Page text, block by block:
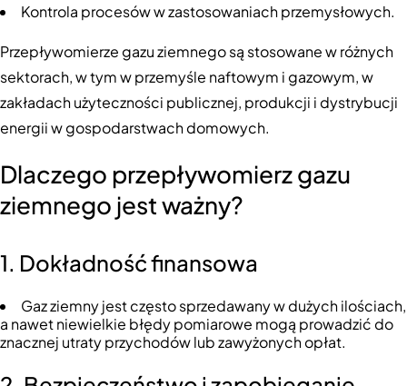
Kontrola procesów w zastosowaniach przemysłowych.
Przepływomierze gazu ziemnego są stosowane w różnych
sektorach, w tym w przemyśle naftowym i gazowym, w
zakładach użyteczności publicznej, produkcji i dystrybucji
energii w gospodarstwach domowych.
Dlaczego przepływomierz gazu
ziemnego jest ważny?
1. Dokładność finansowa
Gaz ziemny jest często sprzedawany w dużych ilościach,
a nawet niewielkie błędy pomiarowe mogą prowadzić do
znacznej utraty przychodów lub zawyżonych opłat.